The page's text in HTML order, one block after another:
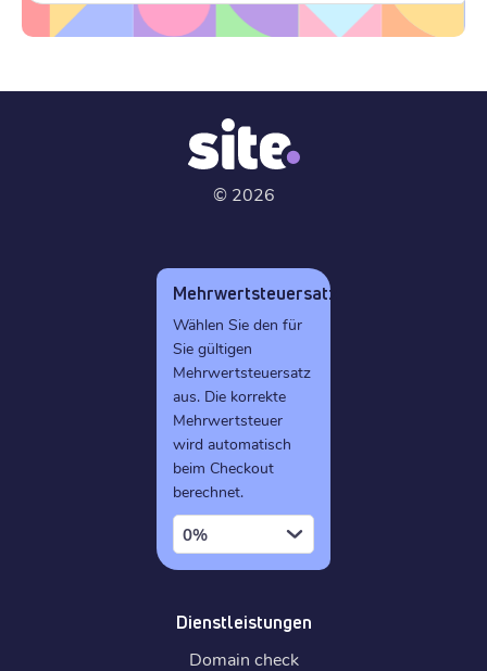
© 2026
Mehrwertsteuersatz
Wählen Sie den für
Sie gültigen
Mehrwertsteuersatz
aus. Die korrekte
Mehrwertsteuer
wird automatisch
beim Checkout
berechnet.
0%
Dienstleistungen
Domain check